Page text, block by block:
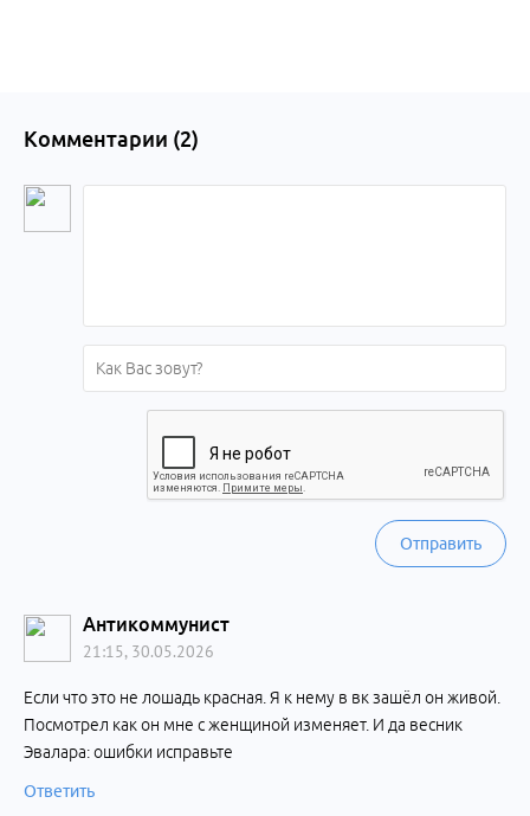
Комментарии (2)
Отправить
Антикоммунист
21:15, 30.05.2026
Если что это не лошадь красная. Я к нему в вк зашёл он живой.
Посмотрел как он мне с женщиной изменяет. И да весник
Эвалара: ошибки исправьте
Ответить